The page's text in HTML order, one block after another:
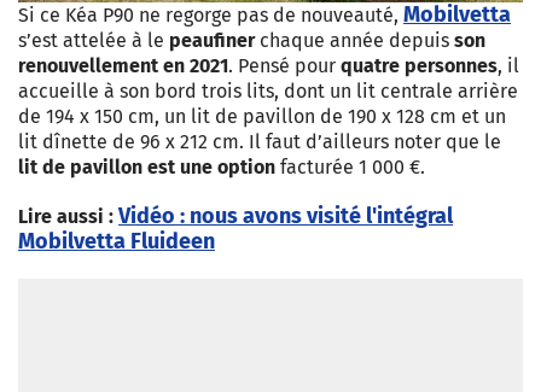
Si ce Kéa P90 ne regorge pas de nouveauté, Mobilvetta
s’est attelée à le peaufiner chaque année depuis son
renouvellement en 2021. Pensé pour quatre personnes, il
accueille à son bord trois lits, dont un lit centrale arrière
de 194 x 150 cm, un lit de pavillon de 190 x 128 cm et un
lit dînette de 96 x 212 cm. Il faut d’ailleurs noter que le
lit de pavillon est une option facturée 1 000 €.
Lire aussi : Vidéo : nous avons visité l'intégral
Mobilvetta Fluideen